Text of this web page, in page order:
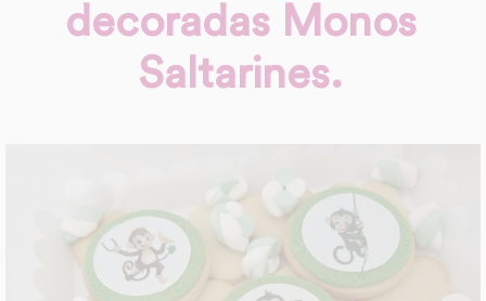
decoradas Monos
Saltarines.